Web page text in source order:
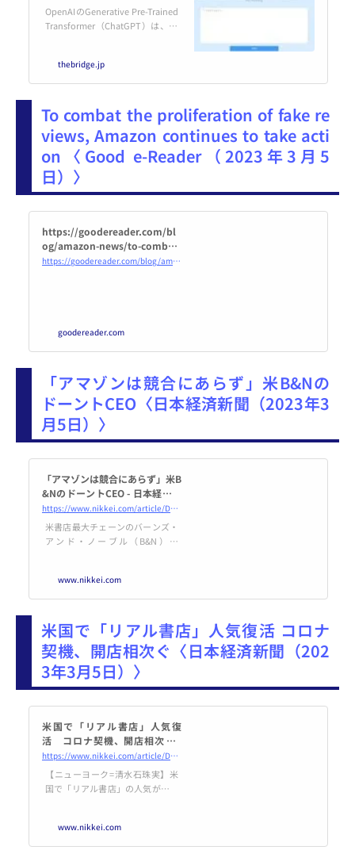
OpenAIのGenerative Pre-Trained
Transformer（ChatGPT）は、20
thebridge.jp
To combat the proliferation of fake re
views, Amazon continues to take acti
on〈Good e-Reader（2023年3月5
日）〉
https://goodereader.com/bl
og/amazon-news/to-combat-
the-proliferation-of-fake-revi
https://goodereader.com/blog/amazon-news/to-combat-the-proliferation-of-fake-reviews-amazon-continues-to-take-action
goodereader.com
「アマゾンは競合にあらず」米B&Nの
ドーントCEO〈日本経済新聞（2023年3
月5日）〉
「アマゾンは競合にあらず」米B
&NのドーントCEO - 日本経済新
聞
https://www.nikkei.com/article/DGXZQOGN0904U0Z00C23A2000000/
米書店最大チェーンのバーンズ・
アンド・ノーブル（B&N）の
を取り巻く経営環境などについて
聞いた。――B&Nをどのように再
「かつてのB&Nの経営者は、小売
業のマニュアルに沿って経営し
た。傘下の書店はどの店でも、本
社の指示通りに同じ書籍が同じ場
所に並べられていた。これは（衣
www.nikkei.com
米国で「リアル書店」人気復活 コロナ
契機、開店相次ぐ〈日本経済新聞（202
3年3月5日）〉
米国で「リアル書店」人気復
活 コロナ契機、開店相次ぐ -
日本経済新聞
https://www.nikkei.com/article/DGXZQOGN0701Y0X00C23A2000000/
【ニューヨーク=清水石珠実】米
国で「リアル書店」の人気が復活
を運んで紙の本を買うことの楽し
みが米消費者に再認識された。
www.nikkei.com